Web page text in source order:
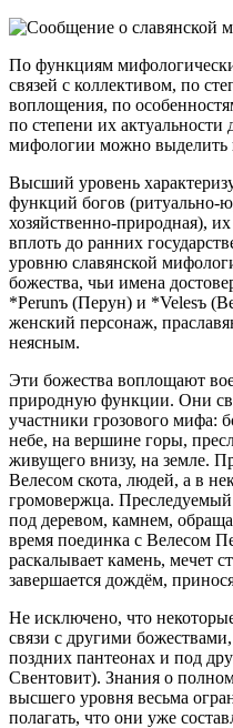
По функциям
связей с коллективом, по
воплощения, по
по степени их актуальности
мифологии можно выделить
Высший уровень
функций богов (ритуально-
хозяйственно-природная),
вплоть до ранних
уровню славянской
божества, чьи имена
*Реrunъ (Перун) и *Velesъ
женский персонаж,
неясным.
Эти божества воплощают
природную функции. Они
участники грозового мифа:
небе, на вершине горы,
живущего внизу, на земле.
Велесом скота, людей, а в
громовержца. Преследуемый
под деревом, камнем,
время поединка с Велесом
раскалывает камень, мечет
завершается дождём,
Не исключено, что
связи с другими
поздних пантеонах и под
Свентовит). Знания о
высшего уровня весьма
полагать, что они уже